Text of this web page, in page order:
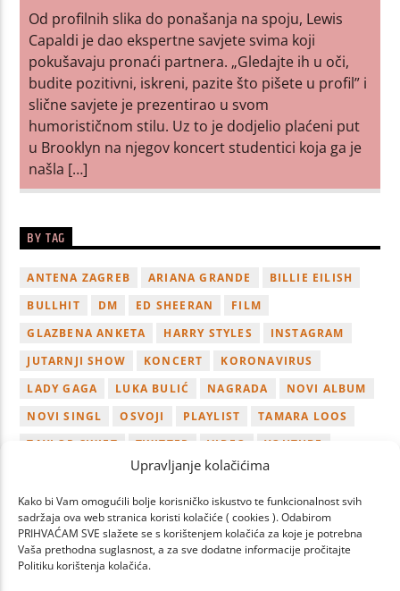
Upravljanje kolačićima
Kako bi Vam omogućili bolje korisničko iskustvo te funkcionalnost svih
sadržaja ova web stranica koristi kolačiće ( cookies ). Odabirom
PRIHVAĆAM SVE slažete se s korištenjem kolačića za koje je potrebna
Vaša prethodna suglasnost, a za sve dodatne informacije pročitajte
Politiku korištenja kolačića.
Od profilnih slika do ponašanja na spoju, Lewis
Capaldi je dao ekspertne savjete svima koji
pokušavaju pronaći partnera. „Gledajte ih u oči,
budite pozitivni, iskreni, pazite što pišete u profil” i
slične savjete je prezentirao u svom
humorističnom stilu. Uz to je dodjelio plaćeni put
u Brooklyn na njegov koncert studentici koja ga je
našla […]
BY TAG
ANTENA ZAGREB ARIANA GRANDE
BILLIE EILISH
BULLHIT
DM ED SHEERAN
FILM
GLAZBENA ANKETA
HARRY STYLES
INSTAGRAM
JUTARNJI SHOW
KONCERT
KORONAVIRUS
LADY GAGA
LUKA BULIĆ NAGRADA
NOVI ALBUM
NOVI SINGL
OSVOJI PLAYLIST
TAMARA LOOS
TAYLOR SWIFT
TWITTER VIDEO
YOUTUBE